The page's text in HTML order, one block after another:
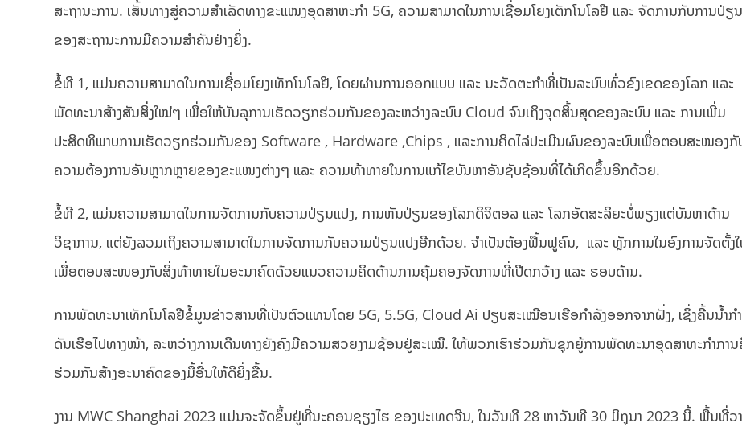
ສະຖານະການ. ເສັ້ນທາງສູ່ຄວາມສຳເລັດທາງຂະແໜງອຸດສາຫະກໍາ 5G, ຄວາມສາມາດໃນການເຊື່ອມໂຍງເຕັກໂນໂລຢີ ແລະ ຈັດການກັບການປ່ຽ
ຂອງສະຖານະການມີຄວາມສໍາຄັນຢ່າງຍິ່ງ.
ຂໍ້ທີ 1, ແມ່ນຄວາມສາມາດໃນການເຊື່ອມໂຍງເທັກໂນໂລຢີ, ໂດຍຜ່ານການອອກແບບ ແລະ ນະວັດຕະກໍາທີ່ເປັນລະບົບທົ່ວຂົງເຂດຂອງໂລກ ແລະ
ພັດທະນາສ້າງສັນສິ່ງໃໝ່ໆ ເພື່ອໃຫ້ບັນລຸການເຮັດວຽກຮ່ວມກັນຂອງລະຫວ່າງລະບົບ Cloud ຈົນເຖິງຈຸດສິ້ນສຸດຂອງລະບົບ ແລະ ການເພີ່ມ
ປະສິດທິພາບການເຮັດວຽກຮ່ວມກັນຂອງ Software , Hardware ,Chips , ແລະການຄິດໄລ່ປະເມີນຜົນຂອງລະບົບເພື່ອຕອບສະໜອງກັ
ຄວາມຕ້ອງການອັນຫຼາກຫຼາຍຂອງຂະແໜງຕ່າງໆ ແລະ ຄວາມທ້າທາຍໃນການແກ້ໄຂບັນຫາອັນຊັບຊ້ອນທີ່ໄດ້ເກີດຂຶ້ນອີກດ້ວຍ.
ຂໍ້ທີ 2, ແມ່ນຄວາມສາມາດໃນການຈັດການກັບຄວາມປ່ຽນແປງ, ການຫັນປ່ຽນຂອງໂລກດິຈິຕອລ ແລະ ໂລກອັດສະລິຍະບໍ່ພຽງແຕ່ບັນຫາດ້ານ
ວິຊາການ, ແຕ່ຍັງລວມເຖິງຄວາມສາມາດໃນການຈັດການກັບຄວາມປ່ຽນແປງອີກດ້ວຍ. ຈໍາເປັນຕ້ອງຟື້ນຟູຄົນ, ແລະ ຫຼັກການໃນອົງການຈັດຕັ້ງ
ເພື່ອຕອບສະໜອງກັບສິ່ງທ້າທາຍໃນອະນາຄົດດ້ວຍແນວຄວາມຄິດດ້ານການຄຸ້ມຄອງຈັດການທີ່ເປີດກວ້າງ ແລະ ຮອບດ້ານ.
ການ​ພັດ​ທະ​ນາ​ເທັກ​ໂນ​ໂລ​ຢີຂໍ້​ມູນ​ຂ່າວ​ສານ​ທີ່​ເປັນ​ຕົວ​ແທນ​ໂດຍ 5G, 5.5G​, Cloud Ai ປຽບສະເໝືອນເຮືອກໍາລັງອອກຈາກຝັ່ງ, ເຊິ່ງຄື້ນນໍ້າກໍ
ດັນເຮືອໄປທາງໜ້າ, ລະຫວ່າງການເດີນທາງຍັງຄົງມີຄວາມສວຍງາມຊ້ອນຢູ່ສະເໝີ. ໃຫ້ພວກເຮົາຮ່ວມກັນຊຸກຍູ້ການພັດທະນາອຸດສາຫະກໍາການ
ຮ່ວມກັນສ້າງອະນາຄົດຂອງມື້ອື່ນໃຫ້ດີຍິ່ງຂື້ນ.
ງານ MWC Shanghai 2023 ແມ່ນຈະ​ຈັດ​ຂຶ້ນ​ຢູ່ທີ່​ນະຄອນ​ຊຽງ​ໄຮ ​ຂອງປະເທດ​ຈີນ, ໃນວັນ​ທີ 28 ຫາ​ວັນ​ທີ 30 ມິຖຸນາ​ 2023 ນີ້. ພື້ນທີ່ວາ